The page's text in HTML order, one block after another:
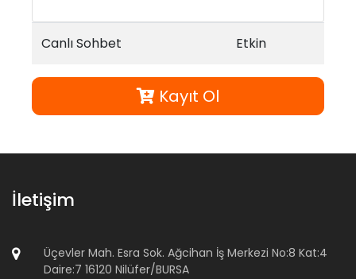
Canlı Sohbet Etkin
Kayıt Ol
İletişim
Üçevler Mah. Esra Sok. Ağcihan İş Merkezi No:8 Kat:4
Daire:7 16120 Nilüfer/BURSA